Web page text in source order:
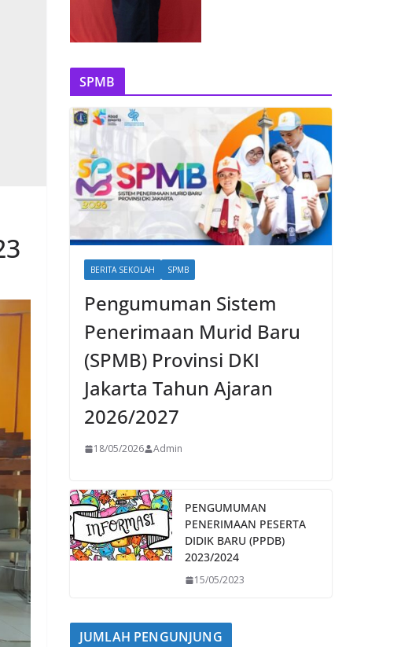
SPMB
BERITA SEKOLAH SPMB
Pengumuman Sistem
Penerimaan Murid Baru
(SPMB) Provinsi DKI
Jakarta Tahun Ajaran
2026/2027
18/05/2026 Admin
PENGUMUMAN
PENERIMAAN PESERTA
DIDIK BARU (PPDB)
2023/2024
15/05/2023
JUMLAH PENGUNJUNG